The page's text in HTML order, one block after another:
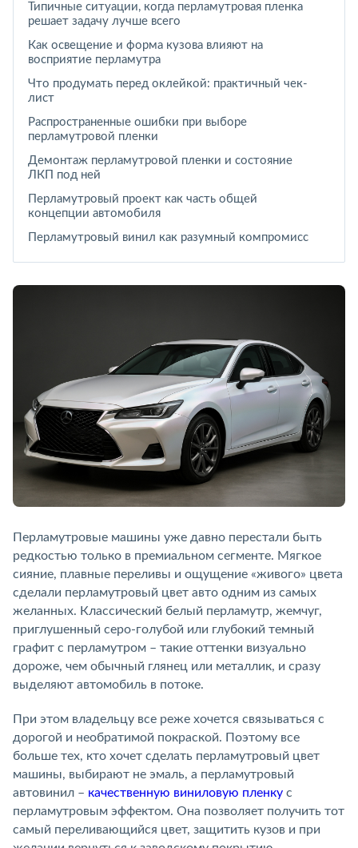
Перламутровые машины уже давно перестали быть
редкостью только в премиальном сегменте. Мягкое
сияние, плавные переливы и ощущение «живого» цвета
сделали перламутровый цвет авто одним из самых
желанных. Классический белый перламутр, жемчуг,
приглушенный серо-голубой или глубокий темный
графит с перламутром – такие оттенки визуально
дороже, чем обычный глянец или металлик, и сразу
выделяют автомобиль в потоке.
При этом владельцу все реже хочется связываться с
дорогой и необратимой покраской. Поэтому все
больше тех, кто хочет сделать перламутровый цвет
машины, выбирают не эмаль, а перламутровый
автовинил – качественную виниловую пленку с
перламутровым эффектом. Она позволяет получить тот
самый переливающийся цвет, защитить кузов и при
Типичные ситуации, когда перламутровая пленка
решает задачу лучше всего
Как освещение и форма кузова влияют на
восприятие перламутра
Что продумать перед оклейкой: практичный чек-
лист
Распространенные ошибки при выборе
перламутровой пленки
Демонтаж перламутровой пленки и состояние
ЛКП под ней
Перламутровый проект как часть общей
концепции автомобиля
Перламутровый винил как разумный компромисс